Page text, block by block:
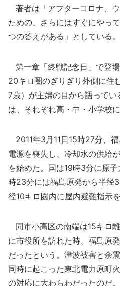
著者は「アフターコロナ、
ための、さらにはすぐにやっ
つの答えがある」としている。
第一章「終戦記念日」で登
20キロ圏のぎりぎり外側に住
7歳）が主婦の目から語って
は、それぞれ高・中・小学校に
2011年3月11日15時27分、
電源を喪失し、冷却水の供給
を始めた。国は19時3分に原
時23分には福島原発から半径
径10キロ圏内に屋内避難指示を
同市小高区の南端は15キロ
に市役所を訪れた時、福島原
だったという。津波被害と余
同時に起こった東北電力原町
の対応に大わらわだったのだ。